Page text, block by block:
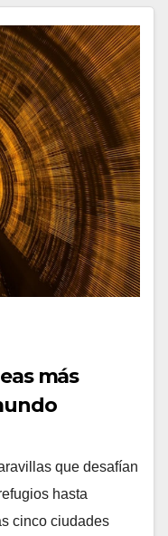
más
que desafían
hasta
cinco ciudades